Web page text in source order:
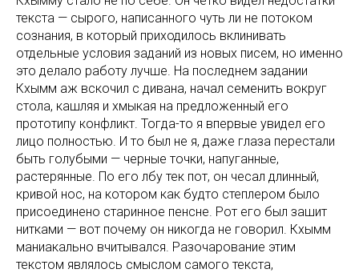
текста — сырого, написанного чуть ли не потоком
сознания, в который приходилось вклинивать
отдельные условия заданий из новых писем, но именно
это делало работу лучше. На последнем задании
Кхымм аж вскочил с дивана, начал семенить вокруг
стола, кашляя и хмыкая на предложенный его
прототипу конфликт. Тогда-то я впервые увидел его
лицо полностью. И то был не я, даже глаза перестали
быть голубыми — черные точки, напуганные,
растерянные. По его лбу тек пот, он чесал длинный,
кривой нос, на котором как будто степлером было
присоединено старинное пенсне. Рот его был зашит
нитками — вот почему он никогда не говорил. Кхымм
маниакально вчитывался. Разочарование этим
текстом являлось смыслом самого текста,